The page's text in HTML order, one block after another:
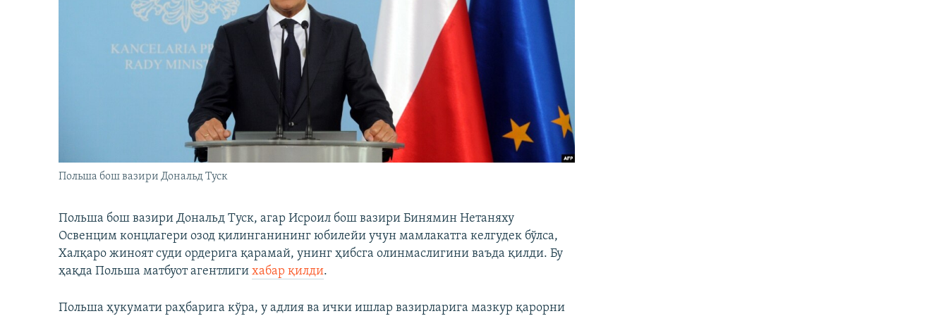
Польша бош вазири Дональд Туск
Польша бош вазири Дональд Туск, агар Исроил бош вазири Бинямин Нетаняху
Освенцим концлагери озод қилинганининг юбилейи учун мамлакатга келгудек бўлса,
Халқаро жиноят суди ордерига қарамай, унинг ҳибсга олинмаслигини ваъда қилди. Бу
ҳақда Польша матбуот агентлиги хабар қилди.
Польша ҳукумати раҳбарига кўра, у адлия ва ички ишлар вазирларига мазкур қарорни